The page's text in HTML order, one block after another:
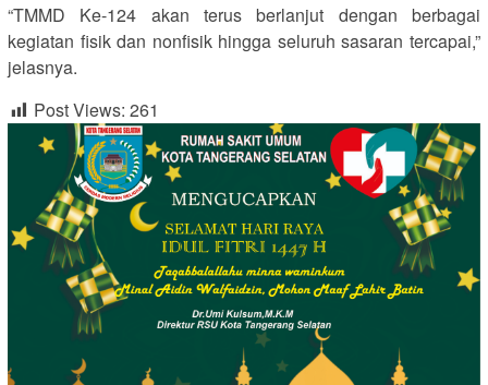
“TMMD Ke-124 akan terus berlanjut dengan berbagai
kegiatan fisik dan nonfisik hingga seluruh sasaran tercapai,”
jelasnya.
Post Views: 261